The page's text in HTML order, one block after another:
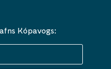
Kópavogs: